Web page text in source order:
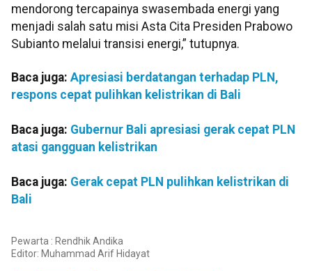
mendorong tercapainya swasembada energi yang
menjadi salah satu misi Asta Cita Presiden Prabowo
Subianto melalui transisi energi,” tutupnya.
Baca juga: Apresiasi berdatangan terhadap PLN,
respons cepat pulihkan kelistrikan di Bali
Baca juga: Gubernur Bali apresiasi gerak cepat PLN
atasi gangguan kelistrikan
Baca juga: Gerak cepat PLN pulihkan kelistrikan di
Bali
Pewarta : Rendhik Andika
Editor: Muhammad Arif Hidayat